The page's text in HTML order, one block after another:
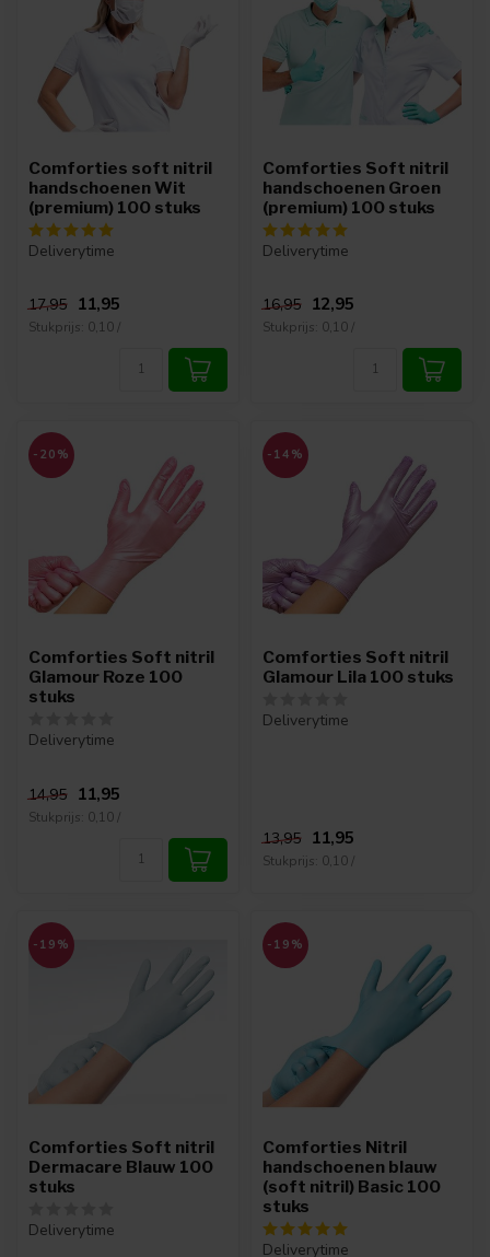
Comforties soft nitril
handschoenen Wit
(premium) 100 stuks
Deliverytime
17,95 11,95
Stukprijs: 0,10 /
Comforties Soft nitril
handschoenen Groen
(premium) 100 stuks
Deliverytime
16,95 12,95
Stukprijs: 0,10 /
-20%
Comforties Soft nitril
Glamour Roze 100
stuks
Deliverytime
14,95 11,95
Stukprijs: 0,10 /
-14%
Comforties Soft nitril
Glamour Lila 100 stuks
Deliverytime
13,95 11,95
Stukprijs: 0,10 /
-19%
Comforties Soft nitril
Dermacare Blauw 100
stuks
Deliverytime
-19%
Comforties Nitril
handschoenen blauw
(soft nitril) Basic 100
stuks
Deliverytime